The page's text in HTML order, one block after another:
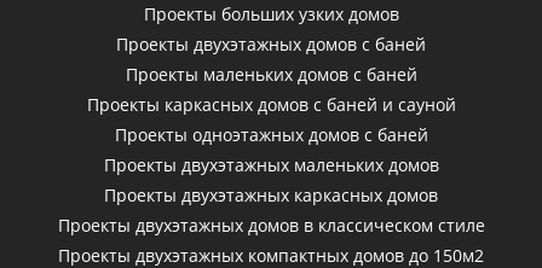
Проекты больших узких домов
Проекты двухэтажных домов с баней
Проекты маленьких домов с баней
Проекты каркасных домов c баней и сауной
Проекты одноэтажных домов с баней
Проекты двухэтажных маленьких домов
Проекты двухэтажных каркасных домов
Проекты двухэтажных домов в классическом стиле
Проекты двухэтажных компактных домов до 150м2